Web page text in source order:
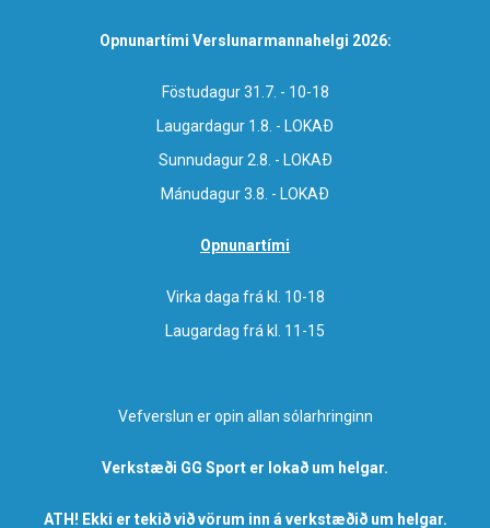
Opnunartími Verslunarmannahelgi 2026:
Föstudagur 31.7. - 10-18
Laugardagur 1.8. - LOKAÐ
Sunnudagur 2.8. - LOKAÐ
Mánudagur 3.8. - LOKAÐ
Opnunartími
Virka daga frá kl. 10-18
Laugardag frá kl. 11-15
Vefverslun er opin allan sólarhringinn
Verkstæði GG Sport er lokað um helgar.
ATH! Ekki er tekið við vörum inn á verkstæðið um helgar.